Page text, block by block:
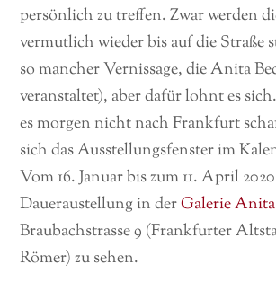
persönlich zu treffen. Zwar werden
vermutlich wieder bis auf die Straße
so mancher Vernissage, die Anita
veranstaltet), aber dafür lohnt es
es morgen nicht nach Frankfurt
sich das Ausstellungsfenster im
Vom 16. Januar bis zum 11. April
Daueraustellung in derGalerie
Braubachstrasse 9 (Frankfurter
Römer) zu sehen.